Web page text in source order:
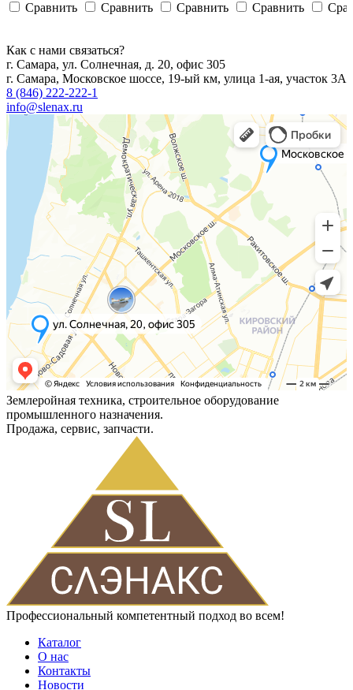
Сравнить
Сравнить
Сравнить
Сравнить
Как с нами связаться?
г. Самара, ул. Солнечная, д. 20, офис 305
г. Самара, Московское шоссе, 19-ый км, улица 1-ая, участок 3А
8 (846) 222-222-1
info@slenax.ru
Землеройная техника, строительное оборудование
промышленного назначения.
Продажа, сервис, запчасти.
Профессиональный компетентный подход во всем!
Каталог
О нас
Контакты
Новости